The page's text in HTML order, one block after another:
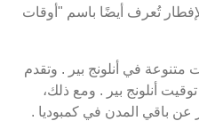
والإفطار تُعرف أيضًا باسم "أوقات
في أنلونج بير . وتقدم
أنلونج بير . ومع ذلك،
عن باقي المدن في كمبوديا .